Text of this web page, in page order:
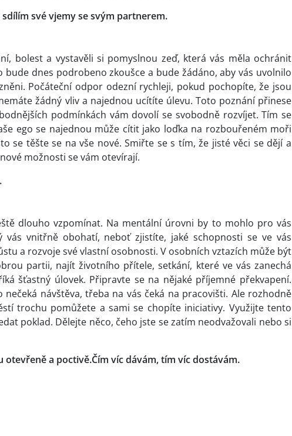
své vjemy se svým partnerem.
bolest a vystavěli si pomyslnou zeď, která vás měla ochránit
bude dnes podrobeno zkoušce a bude žádáno, aby vás uvolnilo
Počáteční odpor odezní rychleji, pokud pochopíte, že jsou
žádný vliv a najednou ucítíte úlevu. Toto poznání přinese
podmínkách vám dovolí se svobodně rozvíjet. Tím se
ego se najednou může cítit jako loďka na rozbouřeném moři
se těšte se na vše nové. Smiřte se s tím, že jisté věci se dějí a
možnosti se vám otevírají.
dlouho vzpomínat. Na mentální úrovni by to mohlo pro vás
vás vnitřně obohatí, neboť zjistíte, jaké schopnosti se ve vás
a rozvoje své vlastní osobnosti. V osobních vztazích může být
partii, najít životního přítele, setkání, které ve vás zanechá
šťastný úlovek. Připravte se na nějaké příjemné překvapení.
návštěva, třeba na vás čeká na pracovišti. Ale rozhodně
trochu pomůžete a sami se chopíte iniciativy. Využijte tento
poklad. Dělejte něco, čeho jste se zatím neodvažovali nebo si
otevřeně a poctivě.Čím víc dávám, tím víc dostávám.